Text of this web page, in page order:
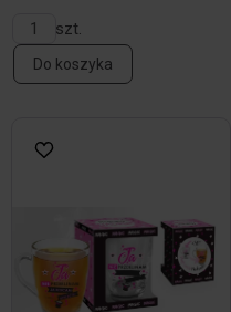
szt.
Do koszyka